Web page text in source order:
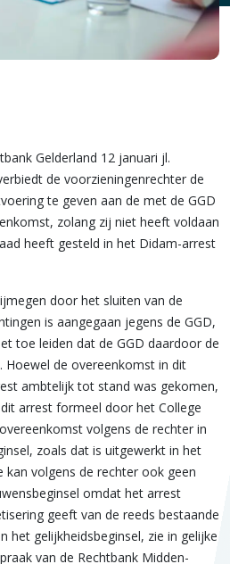
Gelderland 12 januari jl.
de voorzieningenrechter de
te geven aan de met de GGD
zolang zij niet heeft voldaan
heeft gesteld in het Didam-arrest
door het sluiten van de
is aangegaan jegens de GGD,
toe leiden dat de GGD daardoor de
Hoewel de overeenkomst in dit
ambtelijk tot stand was gekomen,
arrest formeel door het College
volgens de rechter in
zoals dat is uitgewerkt in het
volgens de rechter ook geen
omdat het arrest
geeft van de reeds bestaande
het gelijkheidsbeginsel, zie in gelijke
van de Rechtbank Midden-